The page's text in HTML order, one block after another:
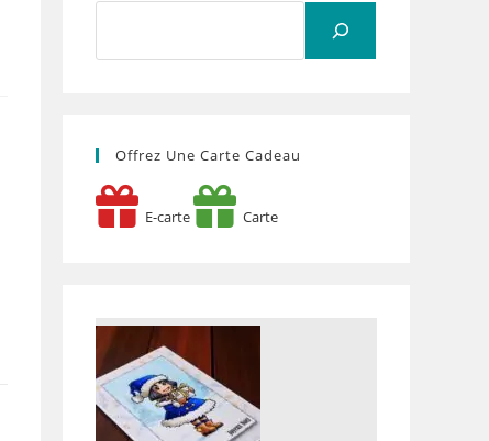
Offrez Une Carte Cadeau
E-carte Carte